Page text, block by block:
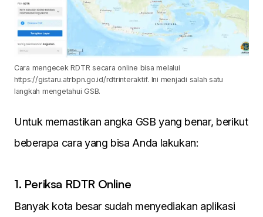
Cara mengecek RDTR secara online bisa melalui
https://gistaru.atrbpn.go.id/rdtrinteraktif. Ini menjadi salah satu
langkah mengetahui GSB.
Untuk memastikan angka GSB yang benar, berikut
beberapa cara yang bisa Anda lakukan:
1. Periksa RDTR Online
Banyak kota besar sudah menyediakan aplikasi